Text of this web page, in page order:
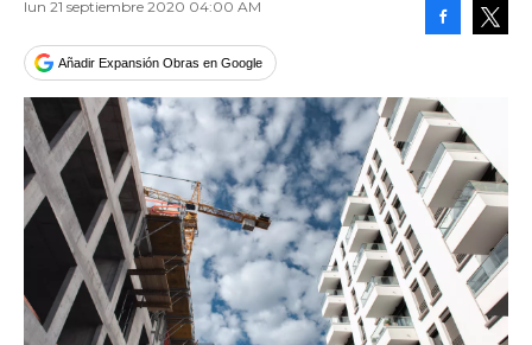
lun 21 septiembre 2020 04:00 AM
Añadir Expansión Obras en Google